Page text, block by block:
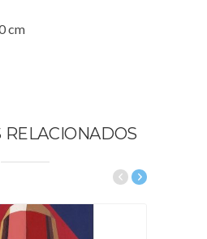
cm
RELACIONADOS